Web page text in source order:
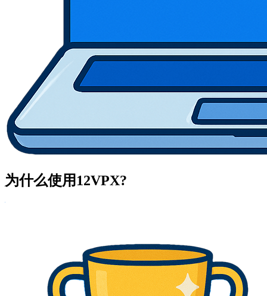
为什么使用12VPX?